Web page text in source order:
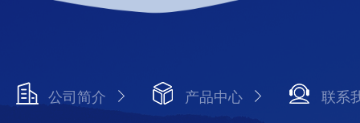
公司简介 产品中心 联系